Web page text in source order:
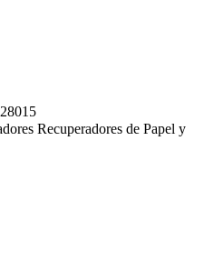
Recuperadores de Papel y